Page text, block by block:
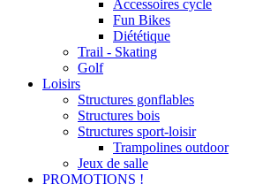
Accessoires cycle
Fun Bikes
Diététique
Trail - Skating
Golf
Loisirs
Structures gonflables
Structures bois
Structures sport-loisir
Trampolines outdoor
Jeux de salle
PROMOTIONS !